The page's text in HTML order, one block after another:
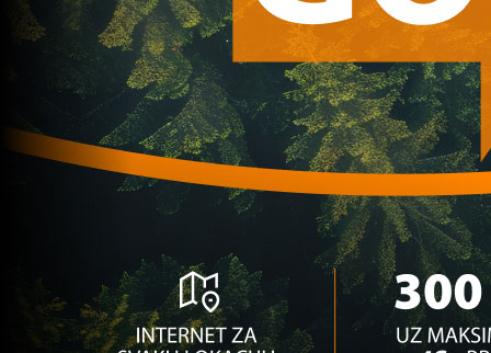
Ostale selekcije
DŽAKMIĆ OBJAVIO SPISAK: Ovo su pozvana
1 godina 9 mjesec